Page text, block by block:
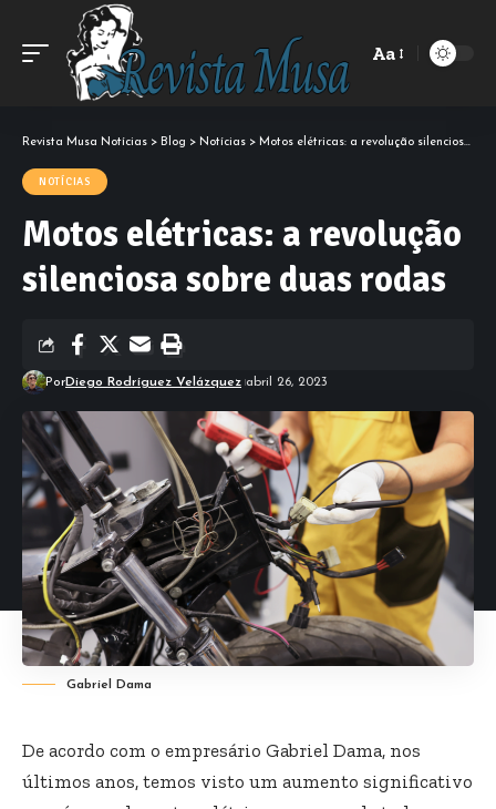
Font
Aa
Revista Musa Notícias > Blog > Notícias > Motos elétricas: a revolução silenciosa sobre duas rodas
NOTÍCIAS
Motos elétricas: a revolução
silenciosa sobre duas rodas
PorDiego Rodríguez Velázquez abril 26, 2023
Gabriel Dama
De acordo com o empresário Gabriel Dama, nos
últimos anos, temos visto um aumento significativo